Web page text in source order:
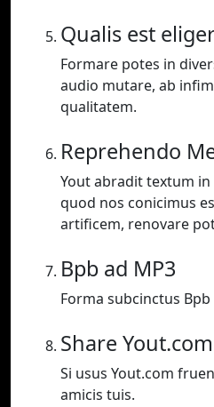
Qualis est
Formare potes in
audio mutare, ab
qualitatem.
Reprehendo
Yout abradit textum
quod nos conicimus
artificem, renovare
Bpb ad MP3
Forma subcinctus Bpb
Share Yout.com
Si usus Yout.com
amicis tuis.